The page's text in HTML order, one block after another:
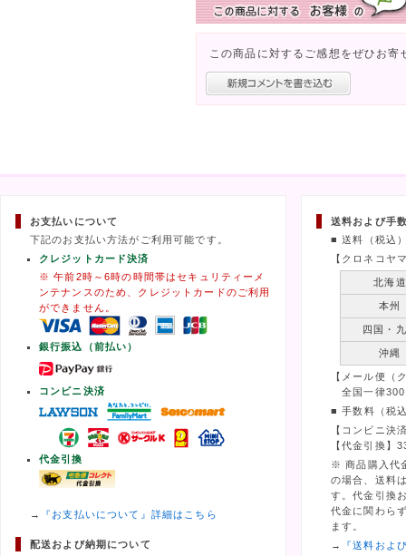
この商品に対するご感想をぜひお寄
お支払いについて
下記のお支払い方法がご利用可能です。
クレジットカード決済
※ 午前2時～6時の時間帯はセキュリティーメ
ンテナンスのため、クレジットカードのご利用
ができません。
銀行振込（前払い）
コンビニ決済
代金引換
→ 『お支払いについて』詳細はこちら
配送および納期について
送料および手
■ 送料（税込
【クロネコヤ
北海道
本州
四国・
沖縄
【メール便（
全国一律300
■ 手数料（税
【コンビニ決
【代金引換】
※ 商品購入代
の場合、送料
す。代金引換
代金に関わら
ます。
→
『送料およ